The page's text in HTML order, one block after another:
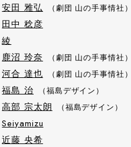
安田 雅弘 （劇団 山の手事情社）
田中 稔彦
綾
鹿沼 玲奈 （劇団 山の手事情社）
河合 達也 （劇団 山の手事情社）
福島 治 （福島デザイン）
高部 宗太朗 （福島デザイン）
Seiyamizu
近藤 央希